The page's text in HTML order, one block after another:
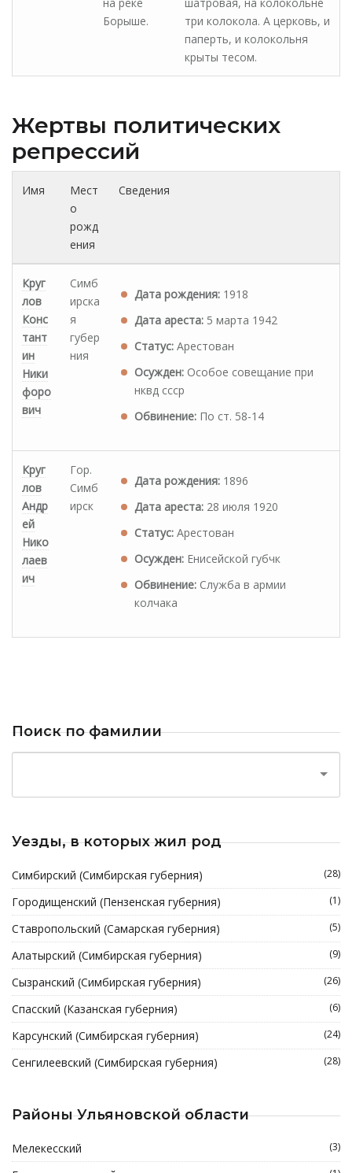
Борыше.
три колокола. А церковь, и
паперть, и колокольня
крыты тесом.
Жертвы политических
репрессий
Имя
Мест
о
рожд
ения
Сведения
Круг
лов
Конс
тант
ин
Ники
форо
вич
Симб
ирска
я
губер
ния
Дата рождения: 1918
Дата ареста: 5 марта 1942
Статус: Арестован
Осужден: Особое совещание при
нквд ссср
Обвинение: По ст. 58-14
Круг
лов
Андр
ей
Нико
лаев
ич
Гор.
Симб
ирск
Дата рождения: 1896
Дата ареста: 28 июля 1920
Статус: Арестован
Осужден: Енисейской губчк
Обвинение: Служба в армии
колчака
Поиск по фамилии
Уезды, в которых жил род
Симбирский (Симбирская губерния) (28)
Городищенский (Пензенская губерния) (1)
Ставропольский (Самарская губерния) (5)
Алатырский (Симбирская губерния) (9)
Сызранский (Симбирская губерния) (26)
Спасский (Казанская губерния) (6)
Карсунский (Симбирская губерния) (24)
Сенгилеевский (Симбирская губерния) (28)
Районы Ульяновской области
Мелекесский (3)